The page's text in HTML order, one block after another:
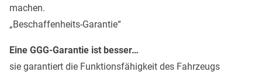
machen.
„Beschaffenheits-Garantie“
Eine GGG-Garantie ist besser…
sie garantiert die Funktionsfähigkeit des Fahrzeugs